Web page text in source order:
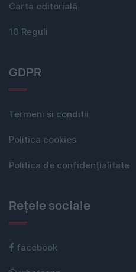
Carta editorială
10 Reguli
GDPR
Termeni si conditii
Politica cookies
Politica de confidențialitate
Rețele sociale
facebook